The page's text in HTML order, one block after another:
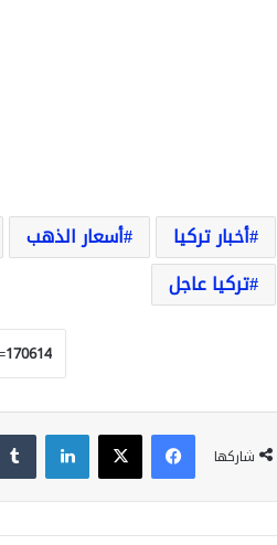
أخبار تركيا أسعار الذهب
تركيا عاجل
شاركها
فيسبوك‫X لينكدإن